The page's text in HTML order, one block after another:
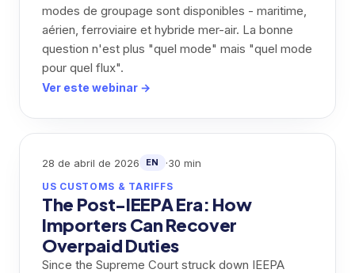
modes de groupage sont disponibles - maritime,
aérien, ferroviaire et hybride mer-air. La bonne
question n'est plus "quel mode" mais "quel mode
pour quel flux".
Ver este webinar →
28 de abril de 2026 EN ·30 min
US CUSTOMS & TARIFFS
The Post-IEEPA Era: How
Importers Can Recover
Overpaid Duties
Since the Supreme Court struck down IEEPA